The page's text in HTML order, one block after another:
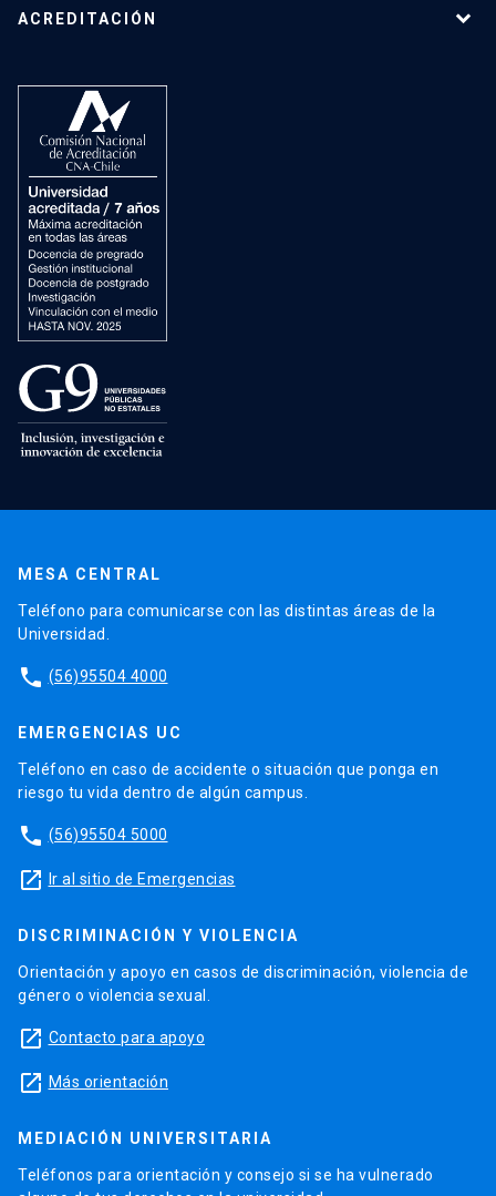
ACREDITACIÓN
MESA CENTRAL
Teléfono para comunicarse con las distintas áreas de la
Universidad.
phone (56)95504 4000
EMERGENCIAS UC
Teléfono en caso de accidente o situación que ponga en
riesgo tu vida dentro de algún campus.
phone (56)95504 5000
launch Ir al sitio de Emergencias
DISCRIMINACIÓN Y VIOLENCIA
Orientación y apoyo en casos de discriminación, violencia de
género o violencia sexual.
launch Contacto para apoyo
launch Más orientación
MEDIACIÓN UNIVERSITARIA
Teléfonos para orientación y consejo si se ha vulnerado